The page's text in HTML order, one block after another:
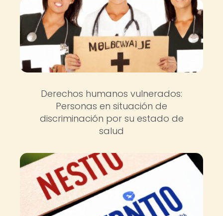
Derechos humanos vulnerados:
Personas en situación de
discriminación por su estado de
salud